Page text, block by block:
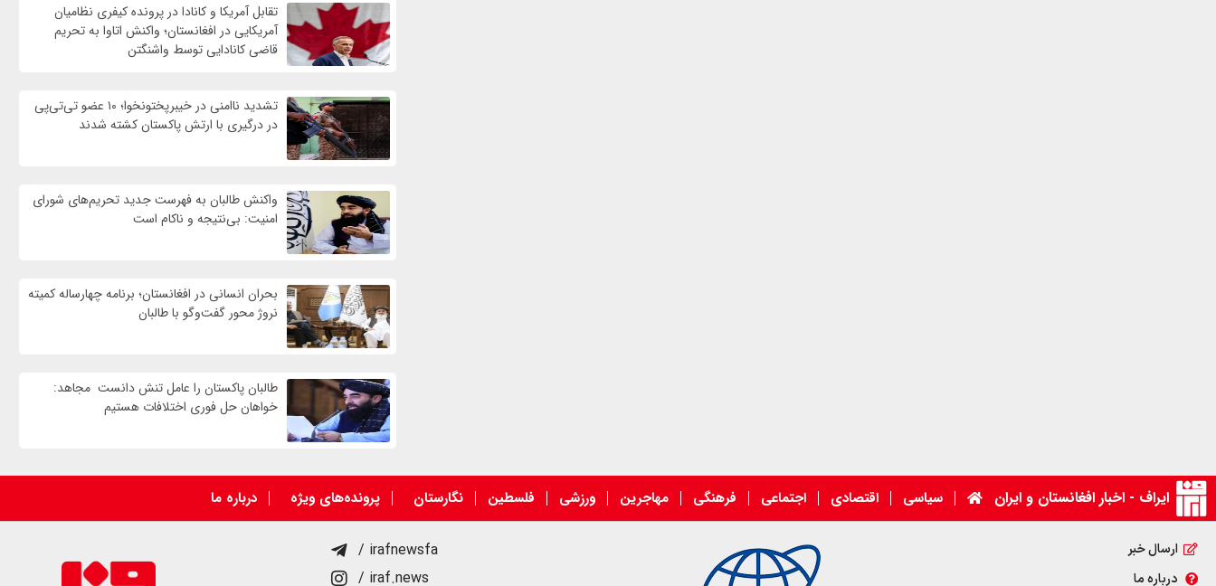
تقابل آمریکا و کانادا در پرونده کیفری نظامیان
آمریکایی در افغانستان؛ واکنش اتاوا به تحریم
قاضی کانادایی توسط واشنگتن
تشدید ناامنی در خیبرپختونخوا؛ ۱۰ عضو تی‌تی‌پی
در درگیری با ارتش پاکستان کشته شدند
واكنش طالبان به فهرست جدید تحریم‌های شورای
امنیت: بی‌نتیجه و ناکام است
بحران انسانی در افغانستان؛ برنامه چهار‌ساله کمیته
نروژ محور گفت‌وگو با طالبان
طالبان پاکستان را عامل تنش دانست مجاهد:
خواهان حل فوری اختلافات هستیم
ایراف - اخبار افغانستان و ایران سیاسی اقتصادی اجتماعی فرهنگی مهاجرین ورزشی فلسطین نگارستان پرونده‌های ویژه درباره ما
ارسال خبر
درباره ما
/ irafnewsfa
/ iraf.news